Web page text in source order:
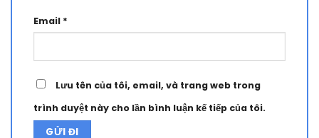
Email *
Lưu tên của tôi, email, và trang web trong
trình duyệt này cho lần bình luận kế tiếp của tôi.